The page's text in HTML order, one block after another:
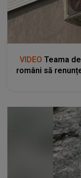
VIDEO Teama
români să